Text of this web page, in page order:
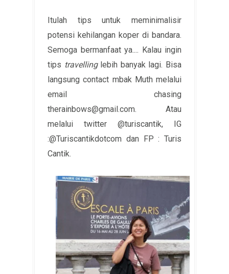
Itulah tips untuk meminimalisir
potensi kehilangan koper di bandara.
Semoga bermanfaat ya.... Kalau ingin
tips travellinglebih banyak lagi. Bisa
langsung contact mbak Muth melalui
email chasing
therainbows@gmail.com. Atau
melalui twitter @turiscantik, IG
:@Turiscantikdotcom dan FP : Turis
Cantik.